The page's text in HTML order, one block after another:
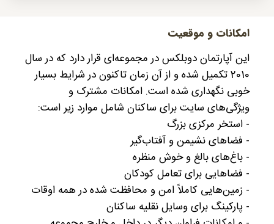
امکانات و موقعیت
این آپارتمان دوبلکس در مجموعه‌ای قرار دارد که در سال
2010 تکمیل شده و از آن زمان تاکنون در شرایط بسیار
خوبی نگهداری شده است. امکانات مشترک و
ویژگی‌های سایت برای ساکنان شامل موارد زیر است:
- استخر مرکزی بزرگ
- فضاهای نشیمن و آفتاب‌گیر
- باغ‌های بالغ و خوش منظره
- فضاهایی برای تعامل کودکان
- زمین‌هایی کاملاً امن و محافظت شده در همه اوقات
- پارکینگ برای وسایل نقلیه ساکنان